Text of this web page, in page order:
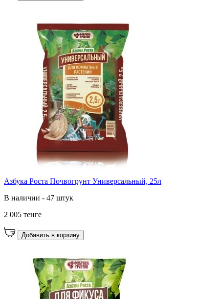
Азбука Роста Почвогрунт Универсальный, 25л
В наличии - 47 штук
2 005 тенге
Добавить в корзину